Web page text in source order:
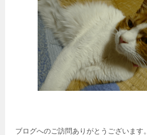
ブログへのご訪問ありがとうございます。